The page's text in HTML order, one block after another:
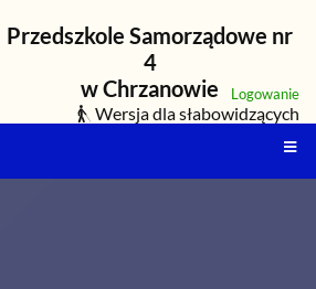
Przedszkole Samorządowe nr
4
w Chrzanowie
Logowanie
Wersja dla słabowidzących